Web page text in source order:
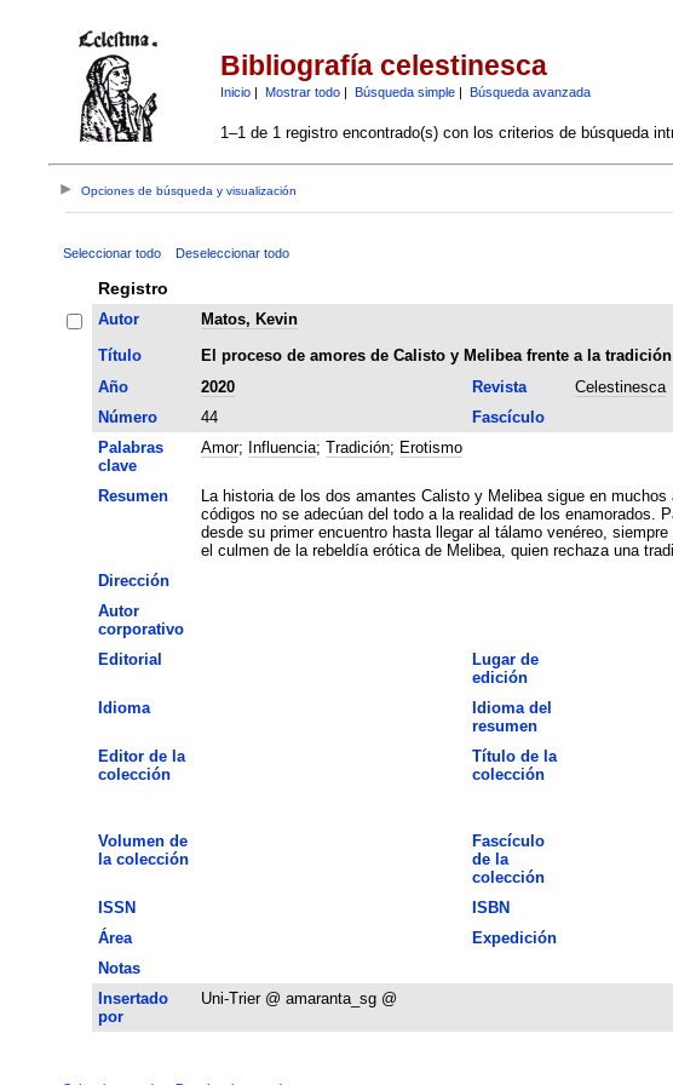
Bibliografía celestinesca
Inicio| Mostrar todo| Búsqueda simple| Búsqueda avanzada
1–1 de 1 registro encontrado(s) con los criterios de búsqueda
Opciones de búsqueda y visualización
Seleccionar todo Deseleccionar todo
Registro
Autor
Matos, Kevin
Título
El proceso de amores de Calisto y Melibea frente a la tradición
Año
2020 Revista Celestinesca
Número
44 Fascículo
Palabras
clave
Amor; Influencia; Tradición; Erotismo
Resumen
La historia de los dos amantes Calisto y Melibea sigue en muchos aspectos los códigos amatorios repetidos una y otra vez en la
códigos no se adecúan del todo a la realidad de los enamorados.
desde su primer encuentro hasta llegar al tálamo venéreo,
el culmen de la rebeldía erótica de Melibea, quien rechaza una
Dirección
Autor
corporativo
Editorial
Lugar de
edición
Idioma
Idioma del
resumen
Editor de la
colección
Título de la
colección
Volumen de
la colección
Fascículo
de la
colección
ISSN ISBN
Área
Expedición
Notas
Insertado
por
Uni-Trier @ amaranta_sg @